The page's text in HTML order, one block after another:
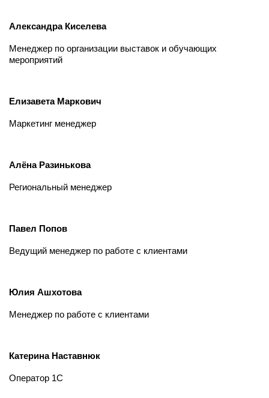
Александра Киселева
Менеджер по организации выставок и обучающих
мероприятий
Елизавета Маркович
Маркетинг менеджер
Алёна Разинькова
Региональный менеджер
Павел Попов
Ведущий менеджер по работе с клиентами
Юлия Ашхотова
Менеджер по работе с клиентами
Катерина Наставнюк
Оператор 1С